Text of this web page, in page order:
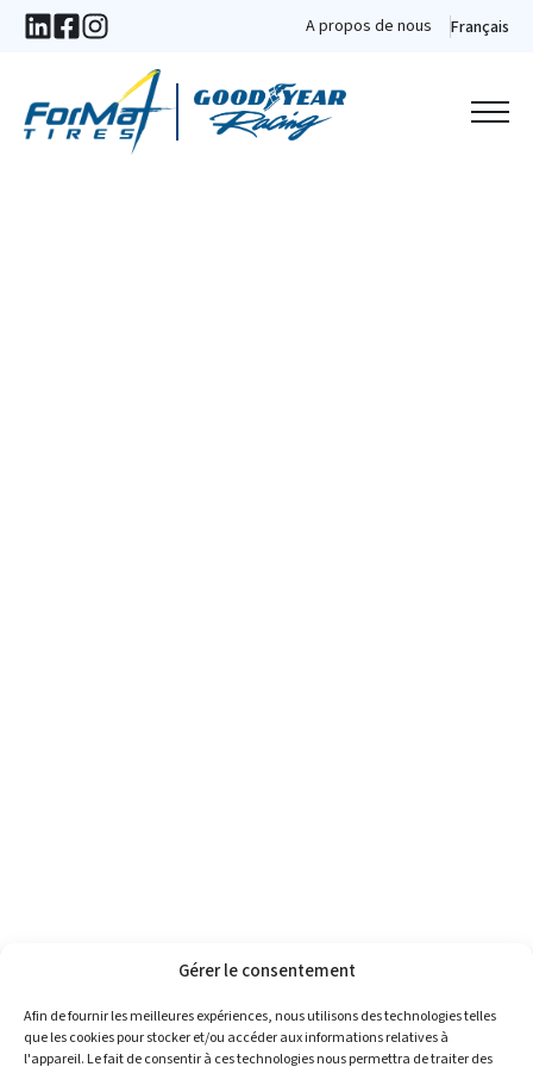
Gérer le consentement
Afin de fournir les meilleures expériences, nous utilisons des technologies telles
que les cookies pour stocker et/ou accéder aux informations relatives à
l'appareil. Le fait de consentir à ces technologies nous permettra de traiter des
A propos de nous Français